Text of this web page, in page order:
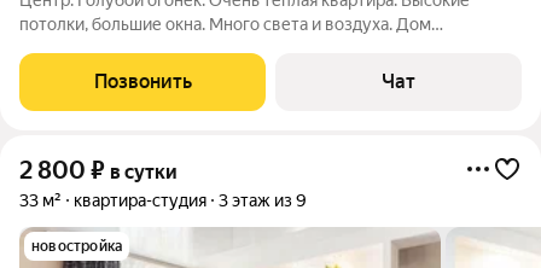
потолки, большие окна. Много света и воздуха. Дом
Есть всё необходимое для проживания 4 гостей. Диван
раскладывается. Большая двухспальная
Позвонить Чат
2 800 ₽ в сутки
33 м² квартира-студия 3 этаж из 9
новостройка